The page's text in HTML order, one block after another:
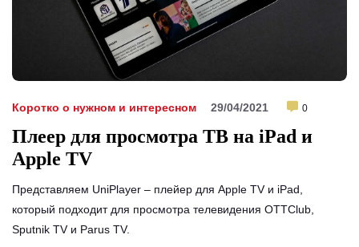
Коротко о нужном и интересном 29/04/2021 0
Плеер для просмотра ТВ на iPad и
Apple TV
Представляем UniPlayer – плейер для Apple TV и iPad,
который подходит для просмотра телевидения OTTClub,
Sputnik TV и Parus TV.